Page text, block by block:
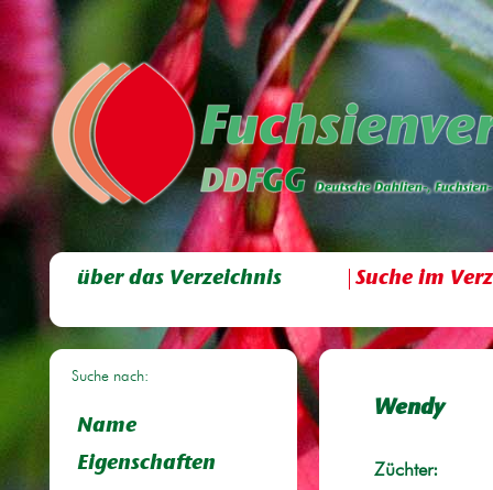
über das Verzeichnis Suche im
Suche nach:
Name
Eigenschaften
Wendy
Züchter: